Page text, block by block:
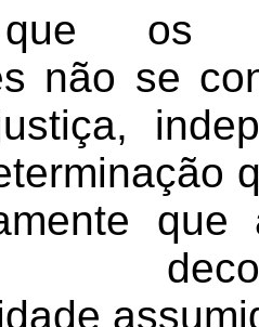
que os
não se
que